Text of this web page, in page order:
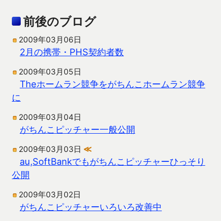
前後のブログ
2009年03月06日
2月の携帯・PHS契約者数
2009年03月05日
Theホームラン競争をがちんこホームラン競争
に
2009年03月04日
がちんこピッチャー一般公開
2009年03月03日 ≪
au,SoftBankでもがちんこピッチャーひっそり
公開
2009年03月02日
がちんこピッチャーいろいろ改善中